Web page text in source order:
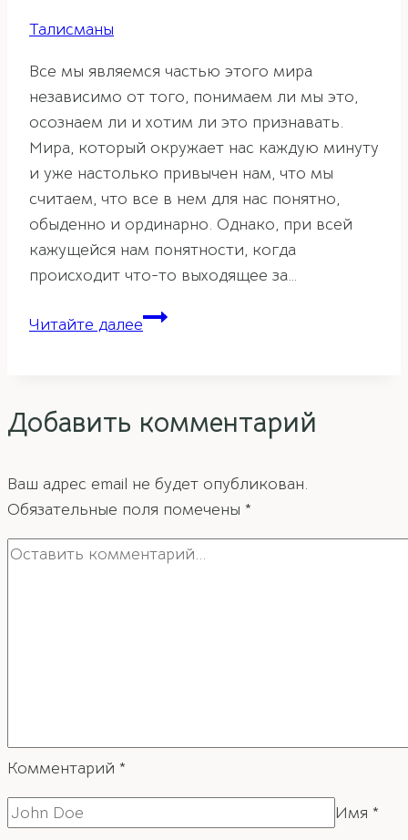
Талисманы
Все мы являемся частью этого мира
независимо от того, понимаем ли мы это,
осознаем ли и хотим ли это признавать.
Мира, который окружает нас каждую минуту
и уже настолько привычен нам, что мы
считаем, что все в нем для нас понятно,
обыденно и ординарно. Однако, при всей
кажущейся нам понятности, когда
происходит что-то выходящее за…
Читайте далееСимвол
фэн-
Добавить комментарий
Ваш адрес email не будет опубликован.
Обязательные поля помечены *
Комментарий *
Имя *